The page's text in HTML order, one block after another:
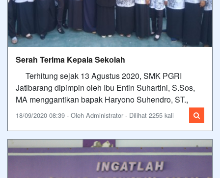
Serah Terima Kepala Sekolah
Terhitung sejak 13 Agustus 2020, SMK PGRI
Jatibarang dipimpin oleh Ibu Entin Suhartini, S.Sos,
MA menggantikan bapak Haryono Suhendro, ST.,
18/09/2020 08:39 - Oleh Administrator - Dilihat 2255 kali